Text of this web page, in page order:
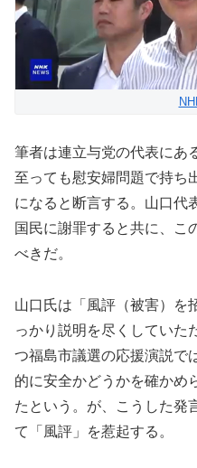
筆者は連立与党の代表にあ
至っても慰安婦問題で持ち
になると断言する。山口代
国民に謝罪すると共に、こ
べきだ。
山口氏は「風評（被害）を
っかり説明を尽くしていた
つ福島市議選の応援演説で
的に安全かどうかを確かめ
たという。が、こうした発
て「風評」を惹起する。